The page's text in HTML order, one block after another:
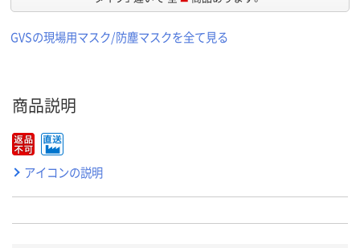
GVSの現場用マスク/防塵マスクを全て見る
商品説明
アイコンの説明